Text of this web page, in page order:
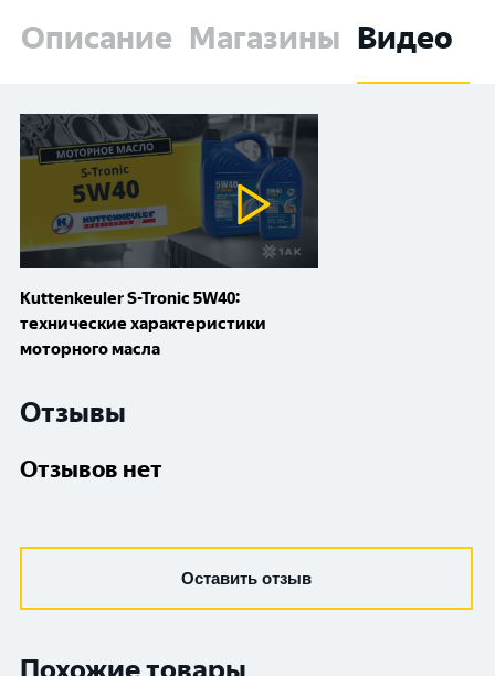
Описание Магазины Видео
Kuttenkeuler S-Tronic 5W40:
технические характеристики
моторного масла
Отзывы
Отзывов нет
Оставить отзыв
Похожие товары